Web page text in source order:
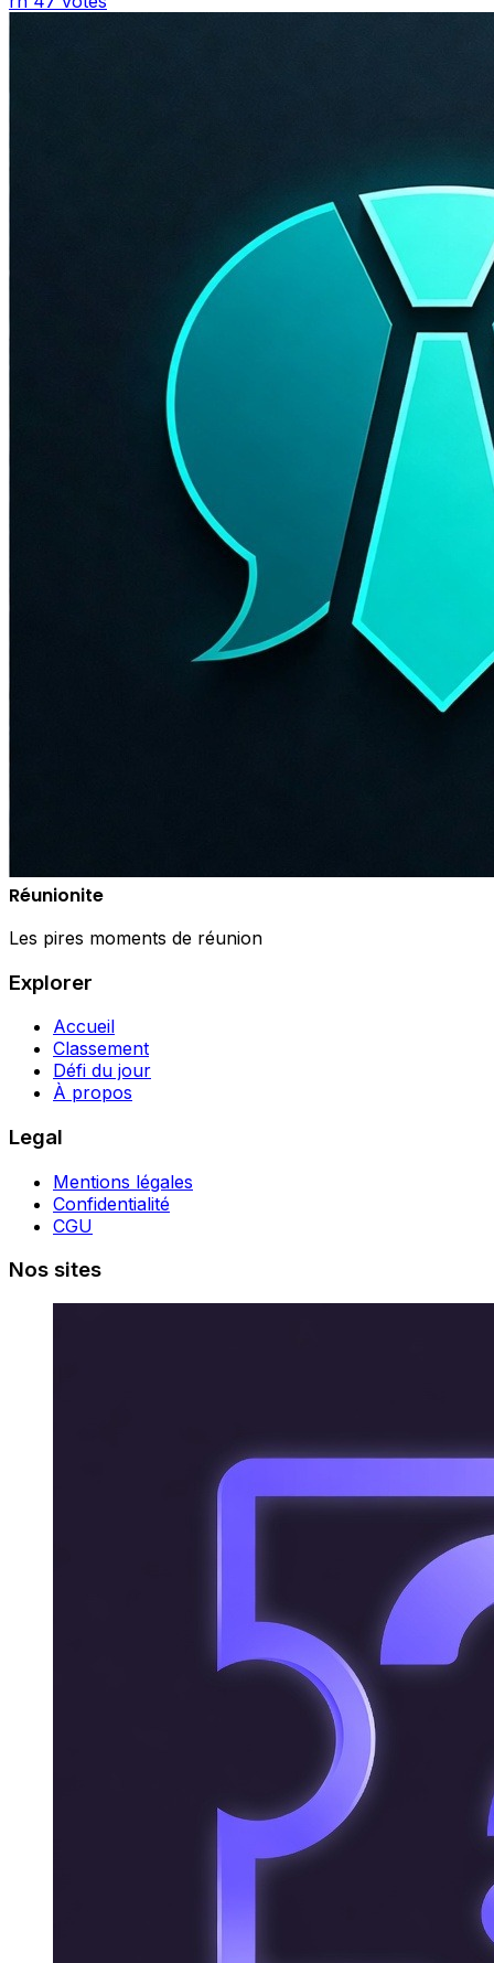
Réunionite
Les pires moments de réunion
Explorer
Accueil
Classement
Défi du jour
À propos
Legal
Mentions légales
Confidentialité
CGU
Nos sites